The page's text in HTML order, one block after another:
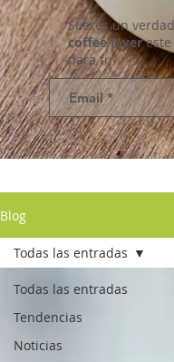
Si eres un
coffee lovereste
para ti.
Blog
Todas las entradas
Tendencias
Noticias
Todas las entradas